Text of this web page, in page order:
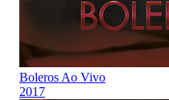
Boleros Ao Vivo
2017